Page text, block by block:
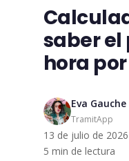
saber el
hora
Eva Gauche
TramitApp
13 de julio de 2026
5 min de lectura